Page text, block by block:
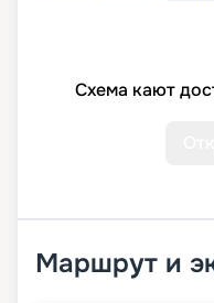
Схема кают
Маршрут и